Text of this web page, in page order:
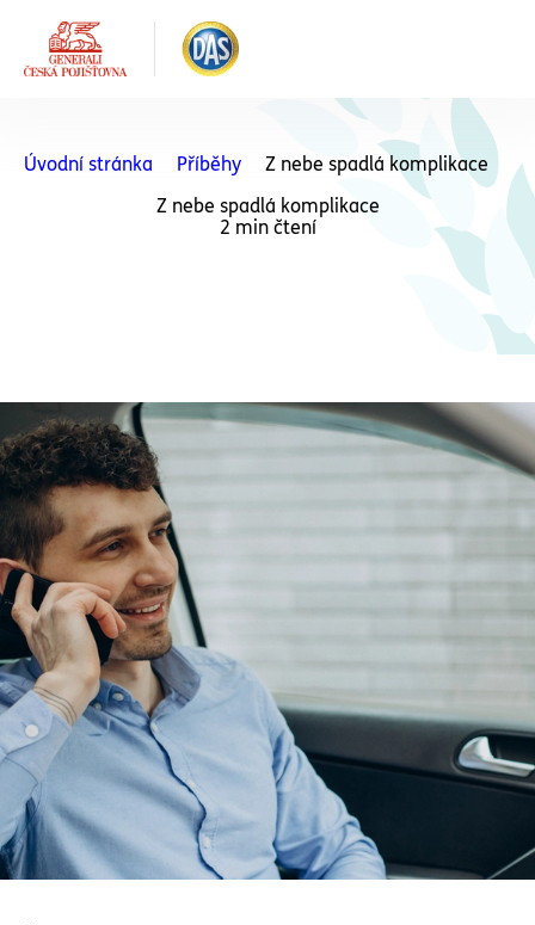
Úvodní stránka Příběhy
Z nebe spadlá komplikace
Z nebe spadlá komplikace
2 min čtení